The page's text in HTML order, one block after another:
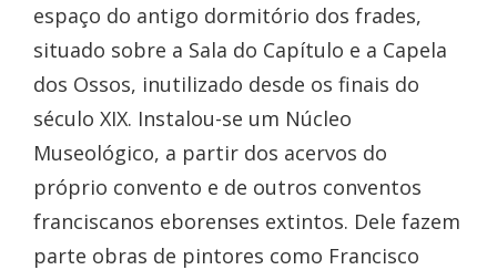
espaço do antigo dormitório dos frades,
situado sobre a Sala do Capítulo e a Capela
dos Ossos, inutilizado desde os finais do
século XIX. Instalou-se um Núcleo
Museológico, a partir dos acervos do
próprio convento e de outros conventos
franciscanos eborenses extintos. Dele fazem
parte obras de pintores como Francisco